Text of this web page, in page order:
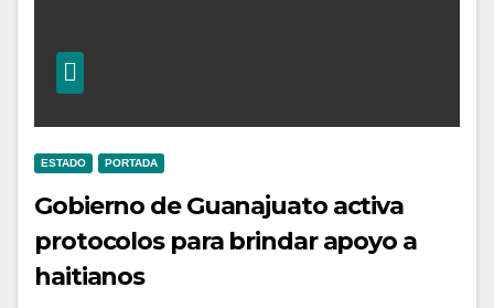
ESTADO PORTADA
Gobierno de Guanajuato activa
protocolos para brindar apoyo a
haitianos